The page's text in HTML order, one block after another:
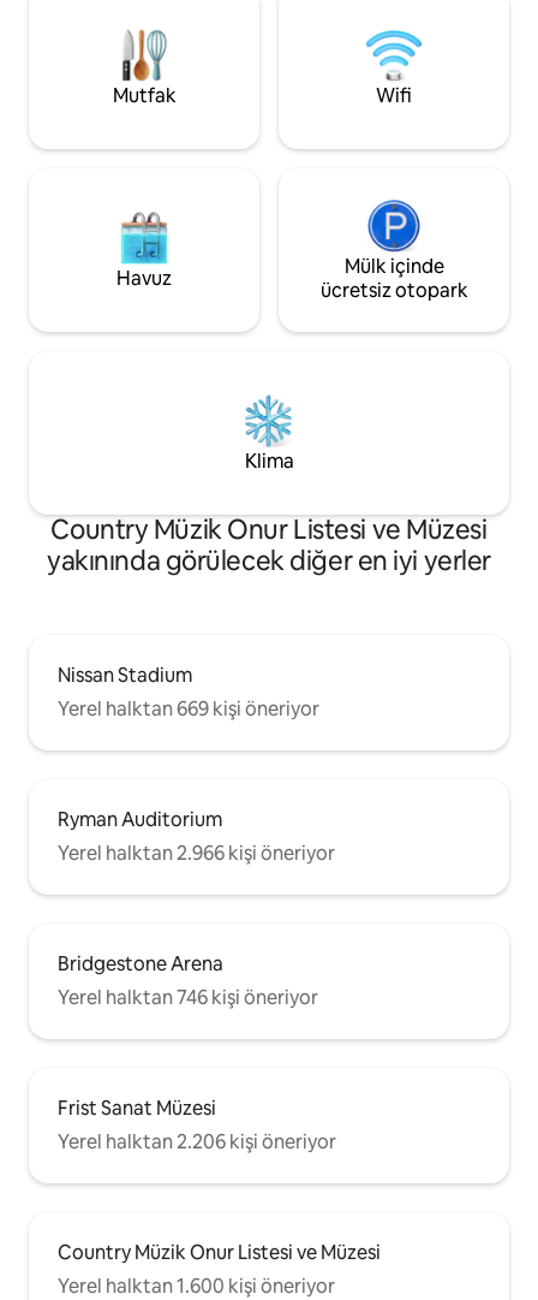
rahatça uyuyabilir. - Bir park yeri dahildir,
ekstra ücret yoktur! - Spor salonuna
erişim! - Havuza erişim! - Her konaklama
arasında profesyonelce temizlenir!
olacaktır.
şehir merkezine
mesafesinde.
Mutfak Wifi
Havuz
Mülk içinde
ücretsiz otopark
Klima
Country Müzik Onur Listesi ve Müzesi
yakınında görülecek diğer en iyi yerler
Nissan Stadium
Yerel halktan 669 kişi öneriyor
Ryman Auditorium
Yerel halktan 2.966 kişi öneriyor
Bridgestone Arena
Yerel halktan 746 kişi öneriyor
Frist Sanat Müzesi
Yerel halktan 2.206 kişi öneriyor
Country Müzik Onur Listesi ve Müzesi
Yerel halktan 1.600 kişi öneriyor